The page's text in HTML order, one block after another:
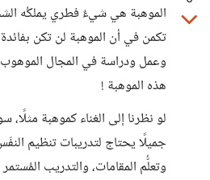
الموهبة هي شيءٌ فطري يملكُه
تكمن في أن الموهبة لن تكن
وعمل ودراسة في المجال الموهوب
هذه الموهبة !
لو نظرنا إلى الغناء كموهبة
جميلًا يحتاج لتدريبات تنظيم
وتعلُّم المقامات، والتدريب